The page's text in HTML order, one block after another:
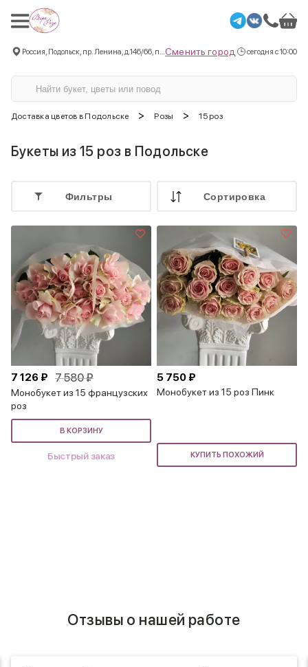
Сменить город сегодня с 10:00
Доставка цветов в Подольске > Розы > 15 роз
Букеты из 15 роз в Подольске
Фильтры Cортировка
7 126 ₽ 7 580 ₽
Монобукет из 15 французских
роз
В КОРЗИНУ
Быстрый заказ
5 750 ₽
Монобукет из 15 роз Пинк
КУПИТЬ ПОХОЖИЙ
Отзывы о нашей работе